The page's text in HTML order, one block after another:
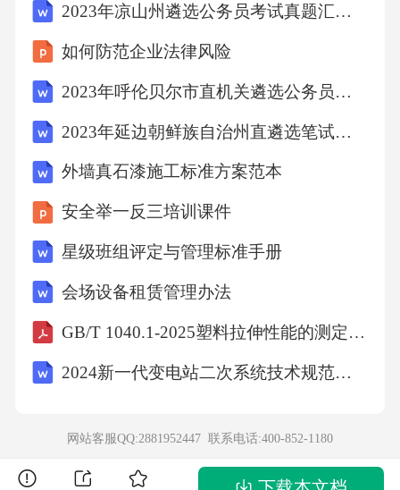
A.小王不应给予中介公司中介费用
B.该中介合同无效
C.小王应支付一半中介费用
D.小王应支付全部中介费用
【答案】：D
内外因共同作用的结果。其中起决定作用的是
（）。
A.事物之间的联系
2023年凉山州遴选公务员考试真题汇编附答案解析（夺冠）
如何防范企业法律风险
2023年呼伦贝尔市直机关遴选公务员考试真题汇编带答案解析
2023年延边朝鲜族自治州直遴选笔试真题汇编附答案解析
外墙真石漆施工标准方案范本
安全举一反三培训课件
星级班组评定与管理标准手册
会场设备租赁管理办法
GB/T 1040.1-2025塑料拉伸性能的测定第1部分：总则
2024新一代变电站二次系统技术规范第1部分：数据通信网关机
网站客服QQ:2881952447 联系电话:400-852-1180